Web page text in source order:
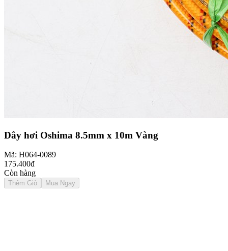
Dây hơi Oshima 8.5mm x 10m Vàng
Mã: H064-0089
175.400đ
Còn hàng
Thêm Giỏ Mua Ngay